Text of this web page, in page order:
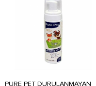
PURE PET DURULANMAYAN